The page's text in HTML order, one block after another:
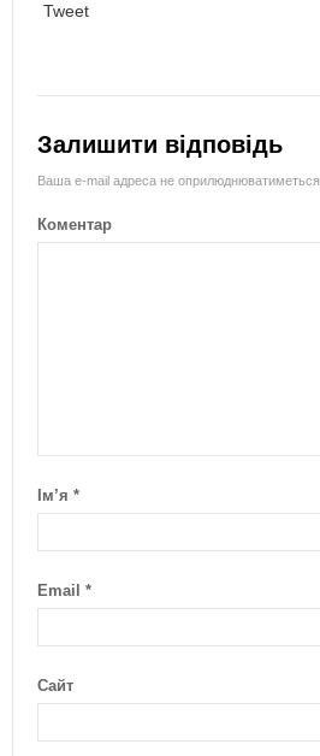
Tweet
Залишити відповідь
Ваша e-mail адреса не оприлюднюватиметься.
Коментар
Ім’я *
Email *
Сайт